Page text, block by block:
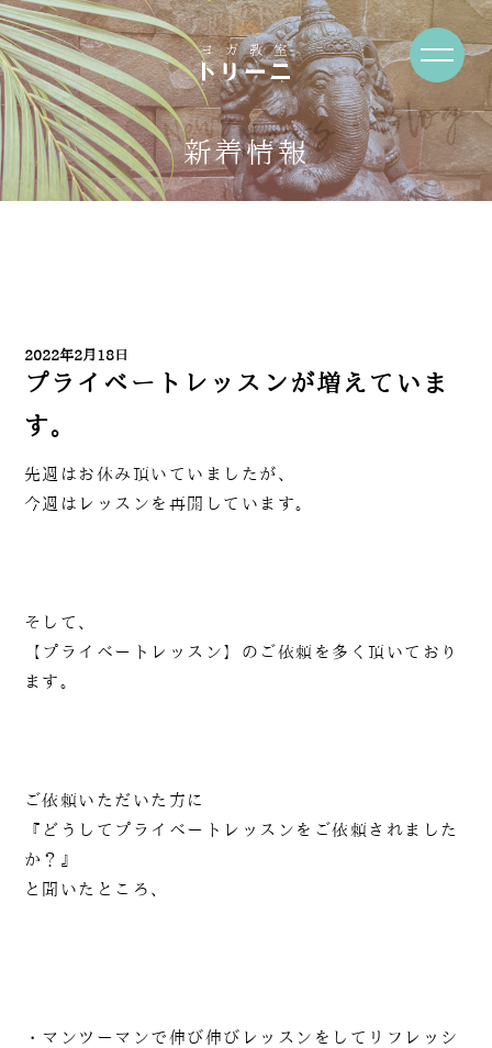
新着情報
News・Blog
2022年2月18日
プライベートレッスンが増えていま
す。
先週はお休み頂いていましたが、
今週はレッスンを再開しています。
そして、
【プライベートレッスン】のご依頼を多く頂いており
ます。
ご依頼いただいた方に
『どうしてプライベートレッスンをご依頼されました
か？』
と聞いたところ、
・マンツーマンで伸び伸びレッスンをしてリフレッシ